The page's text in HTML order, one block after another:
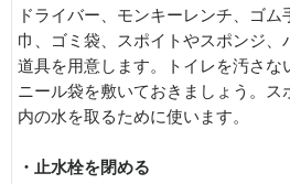
ドライバー、モンキーレンチ、ゴ
巾、ゴミ袋、スポイトやスポンジ、
道具を用意します。トイレを汚さな
ニール袋を敷いておきましょう。ス
内の水を取るために使います。
・止水栓を閉める